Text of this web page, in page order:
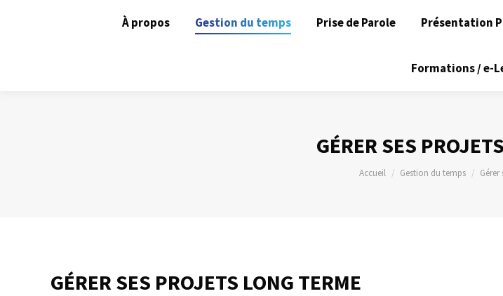
À propos Gestion du temps Prise de Parole Présentation
Formations / e-
GÉRER SES
Vous êtes ici :
Accueil Gestion du temps
GÉRER SES PROJETS LONG TERME